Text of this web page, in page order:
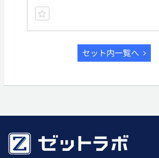
セット内一覧へ